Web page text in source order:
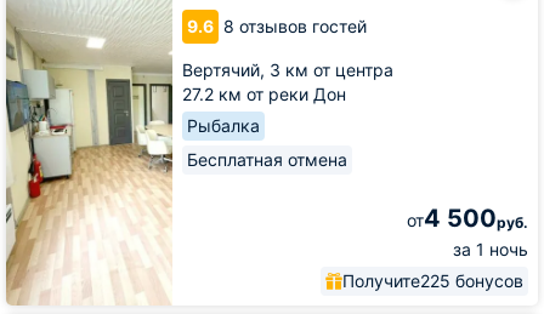
9.6 8 отзывов гостей
Вертячий, 3 км от центра
27.2 км от реки Дон
Рыбалка
Бесплатная отмена
от4 500руб.
за 1 ночь
Получите225 бонусов
МЁД